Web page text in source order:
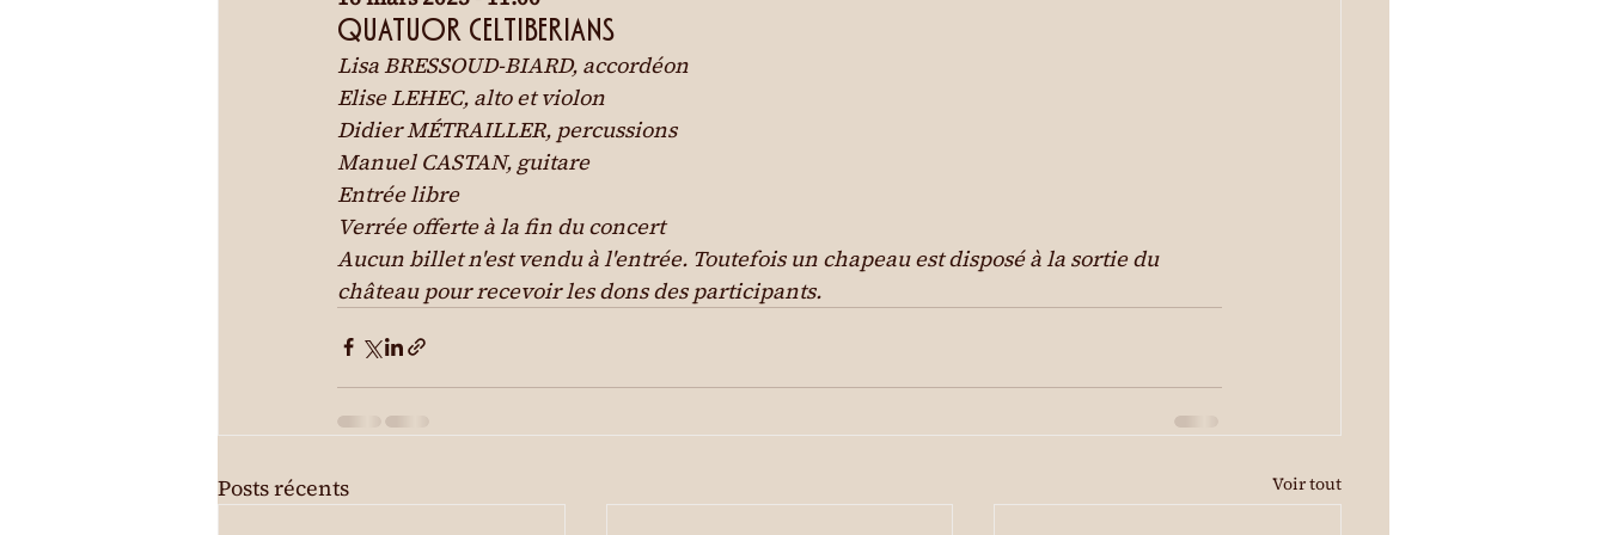
QUATUOR CELTIBERIANS
Lisa BRESSOUD-BIARD, accordéon
Elise LEHEC, alto et violon
Didier MÉTRAILLER, percussions
Manuel CASTAN, guitare
Entrée libre
Verrée offerte à la fin du concert
Aucun billet n'est vendu à l'entrée. Toutefois un chapeau est disposé à la sortie du
château pour recevoir les dons des participants.
Posts récents Voir tout